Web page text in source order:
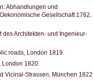
Abhandlungen und
Gesellschaft 1762,
Architekten- und Ingenieur-
roads, London 1819.
1820.
Vicinal-Strassen, München 1822.